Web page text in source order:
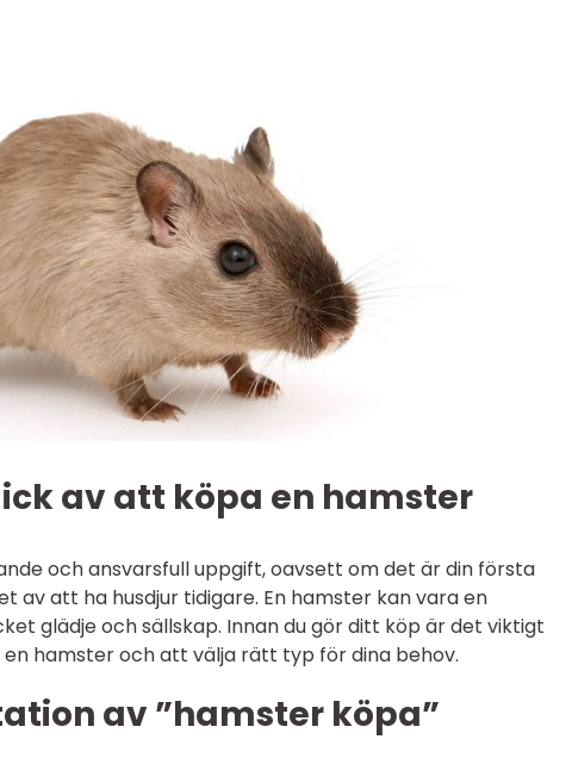
av att köpa en hamster
och ansvarsfull uppgift, oavsett om det är din första
av att ha husdjur tidigare. En hamster kan vara en
glädje och sällskap. Innan du gör ditt köp är det viktigt
hamster och att välja rätt typ för dina behov.
av ”hamster köpa”